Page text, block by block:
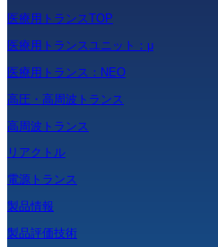
医療用トランスTOP
医療用トランスユニット：μ
医療用トランス：NEO
高圧・高周波トランス
高周波トランス
リアクトル
電源トランス
製品情報
製品評価技術